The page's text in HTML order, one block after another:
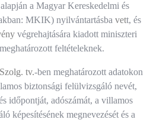
a Magyar Kereskedelmi és
MKIK) nyilvántartásba vett, és
végrehajtására kiadott miniszteri
feltételeknek.
Szolg. tv.-ben meghatározott adatokon
biztonsági felülvizsgáló nevét,
időpontját, adószámát, a villamos
képesítésének megnevezését és a